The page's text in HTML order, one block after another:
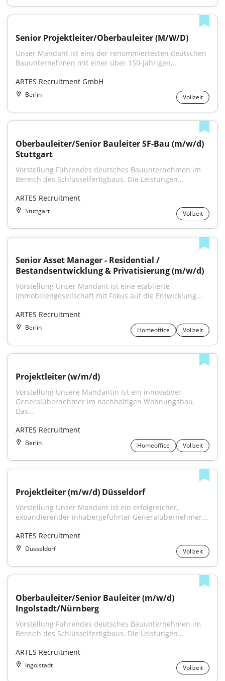
Senior Projektleiter/Oberbauleiter (M/W/D)
Unser Mandant ist eins der renommiertesten deutschen
Bauunternehmen mit einer über 150-jährigen...
ARTES Recruitment GmbH
Berlin Vollzeit
Oberbauleiter/Senior Bauleiter SF-Bau (m/w/d)
Stuttgart
Vorstellung Führendes deutsches Bauunternehmen im
Bereich des Schlüsselfertigbaus. Die Leistungen...
ARTES Recruitment
Stuttgart Vollzeit
Senior Asset Manager - Residential /
Bestandsentwicklung & Privatisierung (m/w/d)
Vorstellung Unser Mandant ist eine etablierte
Immobiliengesellschaft mit Fokus auf die Entwicklung...
ARTES Recruitment
Berlin Homeoffice Vollzeit
Projektleiter (w/m/d)
Vorstellung Unsere Mandantin ist ein innovativer
Generalübernehmer im nachhaltigen Wohnungsbau.
Das...
ARTES Recruitment
Berlin Homeoffice Vollzeit
Projektleiter (m/w/d) Düsseldorf
Vorstellung Unser Mandant ist ein erfolgreicher,
expandierender inhabergeführter Generalübernehmer...
ARTES Recruitment
Düsseldorf Vollzeit
Oberbauleiter/Senior Bauleiter (m/w/d)
Ingolstadt/Nürnberg
Vorstellung Führendes deutsches Bauunternehmen im
Bereich des Schlüsselfertigbaus. Die Leistungen...
ARTES Recruitment
Ingolstadt Vollzeit